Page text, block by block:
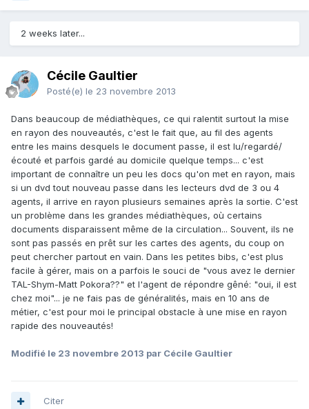
2 weeks later...
Cécile Gaultier
Posté(e) le 23 novembre 2013
Dans beaucoup de médiathèques, ce qui ralentit surtout la mise
en rayon des nouveautés, c'est le fait que, au fil des agents
entre les mains desquels le document passe, il est lu/regardé/
écouté et parfois gardé au domicile quelque temps... c'est
important de connaître un peu les docs qu'on met en rayon, mais
si un dvd tout nouveau passe dans les lecteurs dvd de 3 ou 4
agents, il arrive en rayon plusieurs semaines après la sortie. C'est
un problème dans les grandes médiathèques, où certains
documents disparaissent même de la circulation... Souvent, ils ne
sont pas passés en prêt sur les cartes des agents, du coup on
peut chercher partout en vain. Dans les petites bibs, c'est plus
facile à gérer, mais on a parfois le souci de "vous avez le dernier
TAL-Shym-Matt Pokora??" et l'agent de répondre gêné: "oui, il est
chez moi"... je ne fais pas de généralités, mais en 10 ans de
métier, c'est pour moi le principal obstacle à une mise en rayon
rapide des nouveautés!
Modifié le 23 novembre 2013 par Cécile Gaultier
Citer